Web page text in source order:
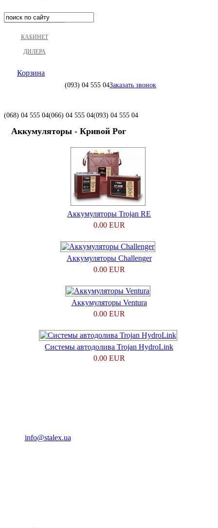
КАБИНЕТ
ДИЛЕРА
Корзина
(093) 04 555 04Заказать звонок
(068) 04 555 04(066) 04 555 04(093) 04 555 04
Аккумуляторы - Кривой Рог
Аккумуляторы Trojan RE
0.00 EUR
Аккумуляторы Challenger
0.00 EUR
Аккумуляторы Ventura
0.00 EUR
Системы автодолива Trojan HydroLink
0.00 EUR
info@stalex.ua